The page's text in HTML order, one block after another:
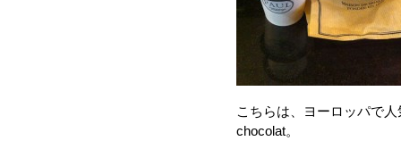
こちらは、ヨーロッパで
chocolat。